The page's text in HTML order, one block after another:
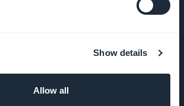
Show details
Allow all